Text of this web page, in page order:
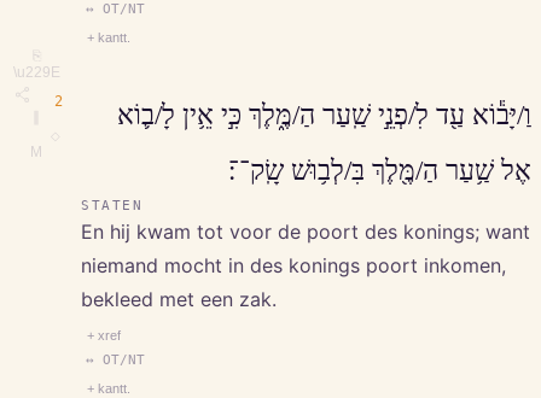
⎘
\u229E
M
↔ OT/NT
+ kantt.
2
וַ/יָּב֕וֹא עַ֖ד לִ/פְנֵ֣י שַֽׁעַר הַ/מֶּ֑לֶךְ כִּ֣י אֵ֥ין לָ/ב֛וֹא
אֶל שַׁ֥עַר הַ/מֶּ֖לֶךְ בִּ/לְב֥וּשׁ שָֽׂק־־׃
STATEN
En hij kwam tot voor de poort des konings; want
niemand mocht in des konings poort inkomen,
bekleed met een zak.
+ xref
↔ OT/NT
+ kantt.